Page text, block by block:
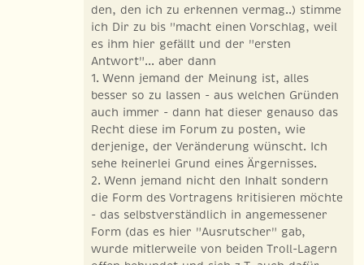
den, den ich zu erkennen vermag..) stimme
ich Dir zu bis "macht einen Vorschlag, weil
es ihm hier gefällt und der "ersten
Antwort"... aber dann
1. Wenn jemand der Meinung ist, alles
besser so zu lassen - aus welchen Gründen
auch immer - dann hat dieser genauso das
Recht diese im Forum zu posten, wie
derjenige, der Veränderung wünscht. Ich
sehe keinerlei Grund eines Ärgernisses.
2. Wenn jemand nicht den Inhalt sondern
die Form des Vortragens kritisieren möchte
- das selbstverständlich in angemessener
Form (das es hier "Ausrutscher" gab,
wurde mitlerweile von beiden Troll-Lagern